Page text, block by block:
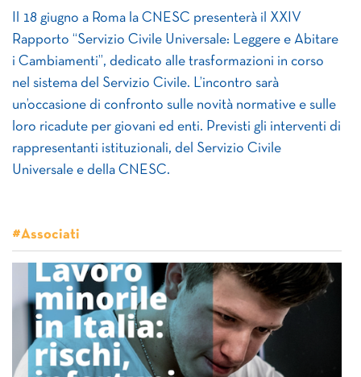
Il 18 giugno a Roma la CNESC presenterà il XXIV
Rapporto “Servizio Civile Universale: Leggere e Abitare
i Cambiamenti”, dedicato alle trasformazioni in corso
nel sistema del Servizio Civile. L’incontro sarà
un’occasione di confronto sulle novità normative e sulle
loro ricadute per giovani ed enti. Previsti gli interventi di
rappresentanti istituzionali, del Servizio Civile
Universale e della CNESC.
#Associati